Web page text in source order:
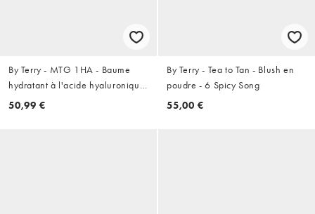
By Terry - MTG 1HA - Baume
hydratant à l'acide hyaluronique
- 1 Sexy Nude
50,99 €
By Terry - Tea to Tan - Blush en
poudre - 6 Spicy Song
55,00 €